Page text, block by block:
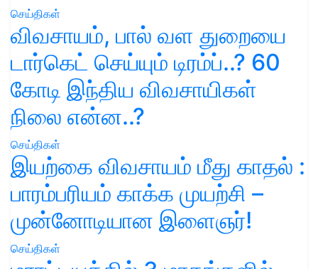
செய்திகள்
விவசாயம், பால் வள துறையை
டார்கெட் செய்யும் டிரம்ப்..? 60
கோடி இந்திய விவசாயிகள்
நிலை என்ன..?
செய்திகள்
இயற்கை விவசாயம் மீது காதல் :
பாரம்பரியம் காக்க முயற்சி –
முன்னோடியான இளைஞர்!
செய்திகள்